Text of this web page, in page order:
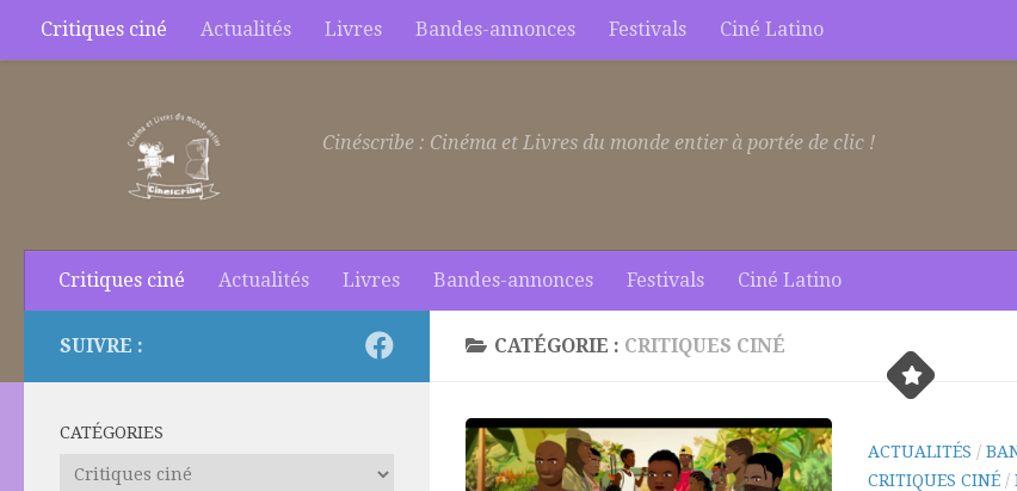
Skip to content
Critiques ciné Actualités Livres Bandes-annonces Festivals Ciné Latino
Cinéscribe : Cinéma et Livres du monde entier à portée de clic !
Critiques ciné Actualités Livres Bandes-annonces Festivals Ciné Latino
CATÉGORIE : CRITIQUES CINÉ
ACTUALITÉS /
CRITIQUES CINÉ /
SUIVRE :
CATÉGORIES
Catégories